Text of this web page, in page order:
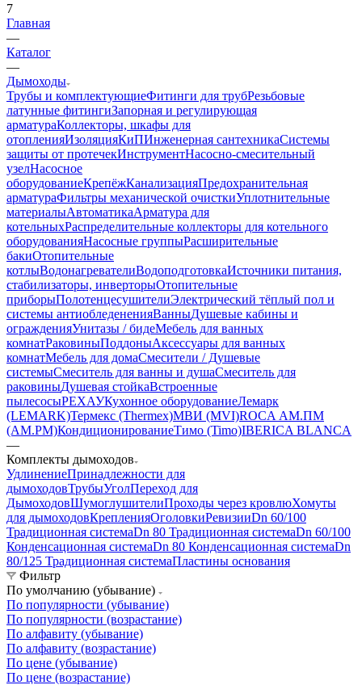
7
Главная
—
Каталог
—
Дымоходы
Трубы и комплектующиеФитинги для трубРезьбовые
латунные фитингиЗапорная и регулирующая
арматураКоллекторы, шкафы для
отопленияИзоляцияКиПИнженерная сантехникаСистемы
защиты от протечекИнструментНасосно-смесительный
узелНасосное
оборудованиеКрепёжКанализацияПредохранительная
арматураФильтры механической очисткиУплотнительные
материалыАвтоматикаАрматура для
котельныхРаспределительные коллекторы для котельного
оборудованияНасосные группыРасширительные
бакиОтопительные
котлыВодонагревателиВодоподготовкаИсточники питания,
стабилизаторы, инверторыОтопительные
приборыПолотенцесушителиЭлектрический тёплый пол и
системы антиобледененияВанныДушевые кабины и
огражденияУнитазы / бидеМебель для ванных
комнатРаковиныПоддоныАксессуары для ванных
комнатМебель для домаСмесители / Душевые
системыСмеситель для ванны и душаСмеситель для
раковиныДушевая стойкаВстроенные
пылесосыРЕХАУКухонное оборудованиеЛемарк
(LEMARK)Термекс (Thermex)МВИ (MVI)ROCA АМ.ПМ
(AM.PM)КондиционированиеТимо (Timo)IBERICA BLANCA
—
Комплекты дымоходов
УдлинениеПринадлежности для
дымоходовТрубыУголПереход для
ДымоходовШумоглушителиПроходы через кровлюХомуты
для дымоходовКрепленияОголовкиРевизииDn 60/100
Традиционная системаDn 80 Традиционная системаDn 60/100
Конденсационная системаDn 80 Конденсационная системаDn
80/125 Традиционная системаПластины основания
Фильтр
По умолчанию (убывание)
По популярности (убывание)
По популярности (возрастание)
По алфавиту (убывание)
По алфавиту (возрастание)
По цене (убывание)
По цене (возрастание)